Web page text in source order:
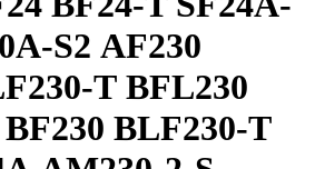
S2 АF230
Т BFL230
ВLF230-Т